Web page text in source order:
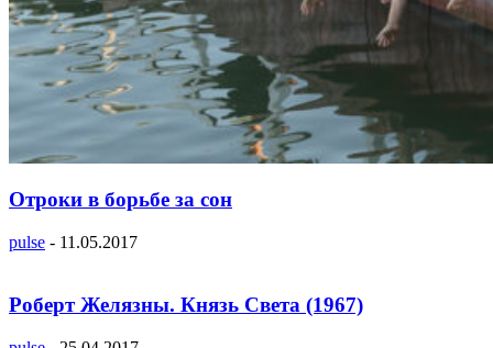
Отроки в борьбе за сон
pulse - 11.05.2017
Роберт Желязны. Князь Света (1967)